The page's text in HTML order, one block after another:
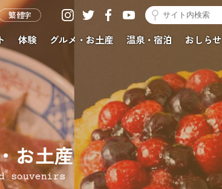
体験 グルメ・お土産 温泉・宿泊 おしらせ
繁體字
お土産
souvenirs